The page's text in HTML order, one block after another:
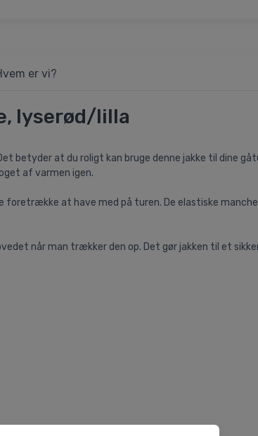
er vi?
lyserød/lilla
betyder at du roligt kan bruge denne jakke til dine
af varmen igen.
foretrække at have med på turen. De elastiske
når man trækker den op. Det gør jakken til et